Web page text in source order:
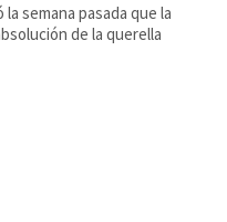
semana pasada que la
de la querella